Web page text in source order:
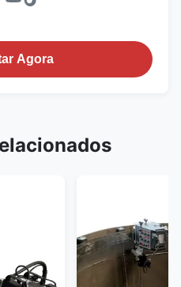
Agora